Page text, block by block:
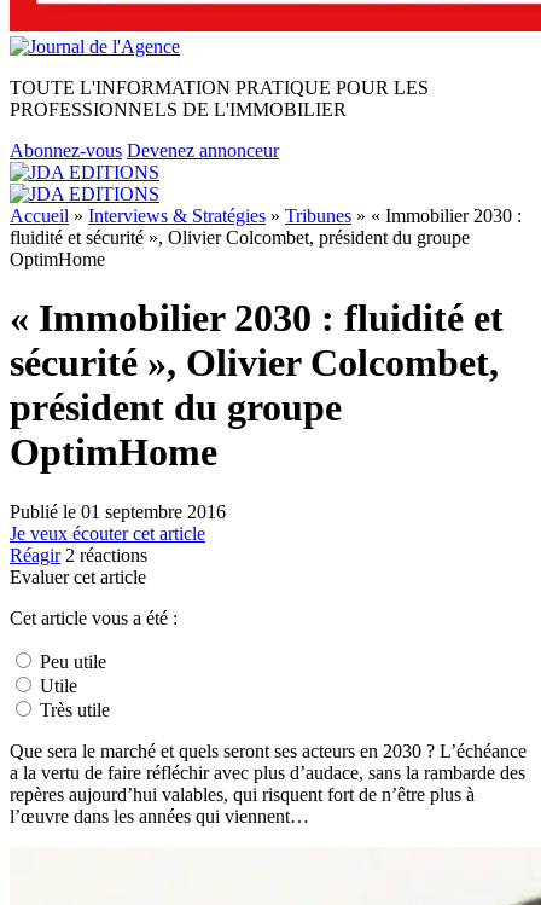
TOUTE L'INFORMATION PRATIQUE POUR LES
PROFESSIONNELS DE L'IMMOBILIER
Abonnez-vous Devenez annonceur
Accueil » Interviews & Stratégies » Tribunes » « Immobilier 2030 :
fluidité et sécurité », Olivier Colcombet, président du groupe
OptimHome
« Immobilier 2030 : fluidité et
sécurité », Olivier Colcombet,
président du groupe
OptimHome
Publié le 01 septembre 2016
Je veux écouter cet article
Réagir 2 réactions
Evaluer cet article
Cet article vous a été :
Peu utile
Utile
Très utile
Que sera le marché et quels seront ses acteurs en 2030 ? L’échéance
a la vertu de faire réfléchir avec plus d’audace, sans la rambarde des
repères aujourd’hui valables, qui risquent fort de n’être plus à
l’œuvre dans les années qui viennent…